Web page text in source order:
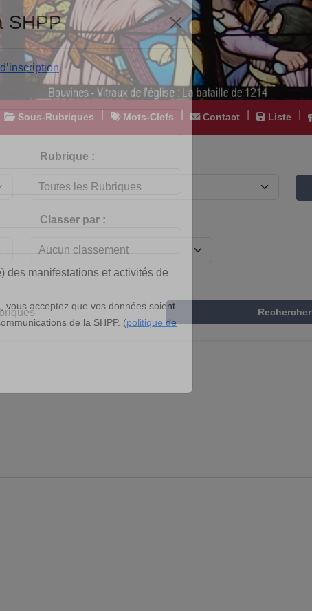
Sous-Rubriques Mots-Clefs Contact Liste
Rubrique :
Classer par :
Rechercher
SHPP
des manifestations et activités de
vous acceptez que vos données soient
de la SHPP. (